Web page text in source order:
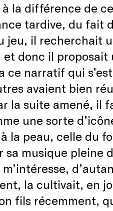
la différence de
tardive, du fait
jeu, il recherchait
et donc il
ce narratif qui
avaient bien
la suite amené, il
une sorte
la peau, celle du
sa musique pleine
la cultivait, en
fils récemment,